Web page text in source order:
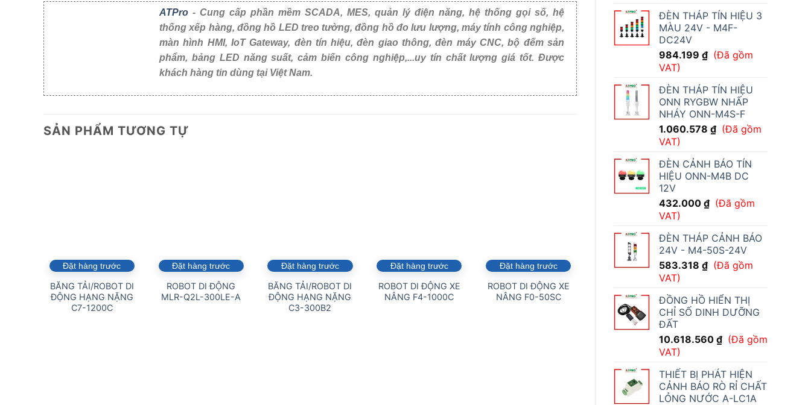
ĐÈN THÁP TÍN HIỆU 3
MÀU 24V - M4F-
DC24V
984.199 ₫ (Đã gồm
VAT)
ĐÈN THÁP TÍN HIỆU
ONN RYGBW NHẤP
NHÁY ONN-M4S-F
1.060.578 ₫ (Đã gồm
VAT)
ĐÈN CẢNH BÁO TÍN
HIỆU ONN-M4B DC
12V
432.000 ₫ (Đã gồm
VAT)
ĐÈN THÁP CẢNH BÁO
24V - M4-50S-24V
583.318 ₫ (Đã gồm
VAT)
ĐỒNG HỒ HIỂN THỊ
CHỈ SỐ DINH DƯỠNG
ĐẤT
10.618.560 ₫ (Đã gồm
VAT)
THIẾT BỊ PHÁT HIỆN
CẢNH BÁO RÒ RỈ CHẤT
LỎNG NƯỚC A-LC1A
ATPro- Cung cấp phần mềm SCADA, MES, quản lý điện năng, hệ thống gọi số, hệ
thống xếp hàng, đồng hồ LED treo tường, đồng hồ đo lưu lượng, máy tính công nghiệp,
màn hình HMI, IoT Gateway, đèn tín hiệu, đèn giao thông, đèn máy CNC, bộ đếm sản
phẩm, bảng LED năng suất, cảm biến công nghiệp,...uy tín chất lượng giá tốt. Được khách hàng tin dùng tại Việt
SẢN PHẨM TƯƠNG TỰ
Đặt hàng trước
BĂNG TẢI/ROBOT DI
ĐỘNG HẠNG NẶNG
C7-1200C
Đặt hàng trước
ROBOT DI ĐỘNG
MLR-Q2L-300LE-A
Đặt hàng trước
BĂNG TẢI/ROBOT DI
ĐỘNG HẠNG NẶNG
C3-300B2
Đặt hàng trước
ROBOT DI ĐỘNG XE
NÂNG F4-1000C
Đặt hàng trước
ROBOT DI ĐỘNG XE
NÂNG F0-50SC
Đặt hàng trước
ROBOT DI ĐỘNG XE
NÂNG F3-1500A
Đặt hàng trước
LMR-Q7-1000LE-D